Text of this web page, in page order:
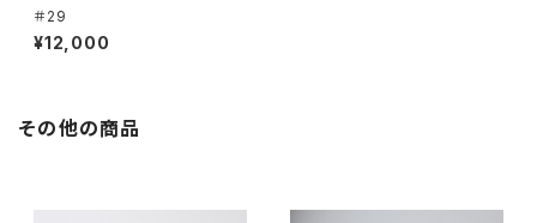
＃29
¥12,000
その他の商品